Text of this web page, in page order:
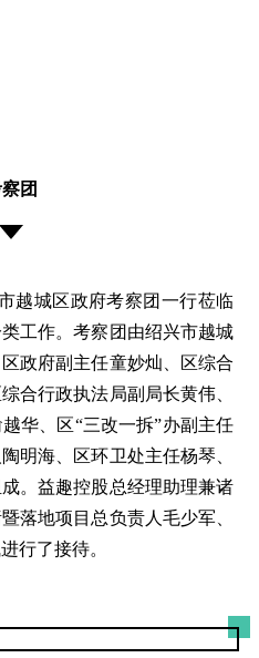
团
越城区政府考察团一行莅临
工作。考察团由绍兴市越城
政府副主任童妙灿、区综合
合行政执法局副局长黄伟、
华、区“三改一拆”办副主任
明海、区环卫处主任杨琴、
。益趣控股总经理助理兼诸
落地项目总负责人毛少军、
行了接待。